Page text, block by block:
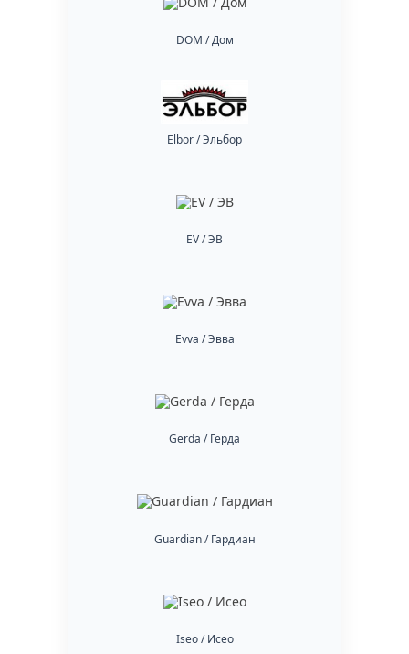
DOM / Дом
Elbor / Эльбор
EV / ЭВ
Evva / Эвва
Gerda / Герда
Guardian / Гардиан
Iseo / Исео